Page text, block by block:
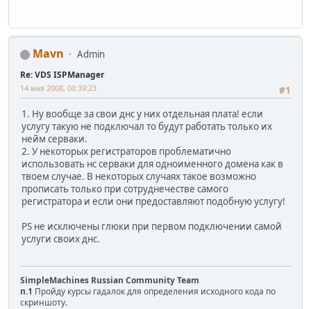
Mavn Admin
Re: VDS ISPManager
#1
14 мая 2008, 00:39:23
1. Ну вообще за свои днс у них отдельная плата! если
услугу такую не подключал то будут работать только их
нейм серваки.
2. У некоторых регистраторов проблематично
использовать нс серваки для одноименного домена как в
твоем случае. В некоторых случаях такое возможно
прописать только при сотруднечестве самого
регистратора и если они предоставляют подобную услугу!
PS не исключены глюки при первом подключении самой
услуги своих днс.
SimpleMachines Russian Community Team
п.1 Пройду курсы гадалок для определения исходного кода по
скриншоту.